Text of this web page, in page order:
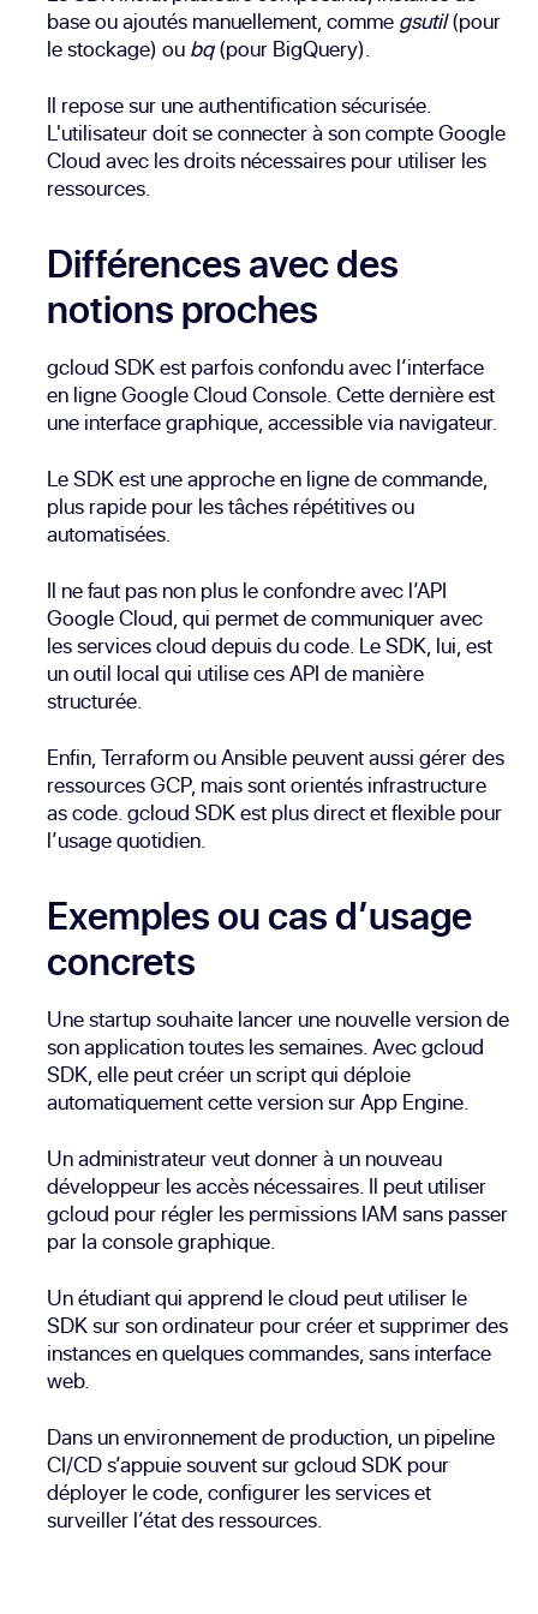
base ou ajoutés manuellement, comme gsutil(pour
le stockage) ou bq(pour BigQuery).
Il repose sur une authentification sécurisée.
L'utilisateur doit se connecter à son compte Google
Cloud avec les droits nécessaires pour utiliser les
ressources.
Différences avec des
notions proches
gcloud SDK est parfois confondu avec l’interface
en ligne Google Cloud Console. Cette dernière est
une interface graphique, accessible via navigateur.
Le SDK est une approche en ligne de commande,
plus rapide pour les tâches répétitives ou
automatisées.
Il ne faut pas non plus le confondre avec l’API
Google Cloud, qui permet de communiquer avec
les services cloud depuis du code. Le SDK, lui, est
un outil local qui utilise ces API de manière
structurée.
Enfin, Terraform ou Ansible peuvent aussi gérer des
ressources GCP, mais sont orientés infrastructure
as code. gcloud SDK est plus direct et flexible pour
l’usage quotidien.
Exemples ou cas d’usage
concrets
Une startup souhaite lancer une nouvelle version de
son application toutes les semaines. Avec gcloud
SDK, elle peut créer un script qui déploie
automatiquement cette version sur App Engine.
Un administrateur veut donner à un nouveau
développeur les accès nécessaires. Il peut utiliser
gcloud pour régler les permissions IAM sans passer
par la console graphique.
Un étudiant qui apprend le cloud peut utiliser le
SDK sur son ordinateur pour créer et supprimer des
instances en quelques commandes, sans interface
web.
Dans un environnement de production, un pipeline
CI/CD s’appuie souvent sur gcloud SDK pour
déployer le code, configurer les services et
surveiller l’état des ressources.